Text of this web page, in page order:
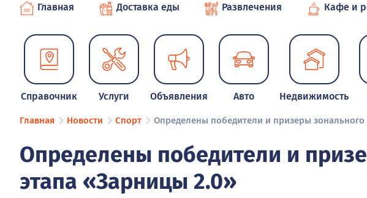
Главная Доставка еды Развлечения Кафе и
Справочник Услуги Объявления Авто Недвижимость
Главная Новости Спорт Определены победители и призеры
Определены победители и
этапа «Зарницы 2.0»